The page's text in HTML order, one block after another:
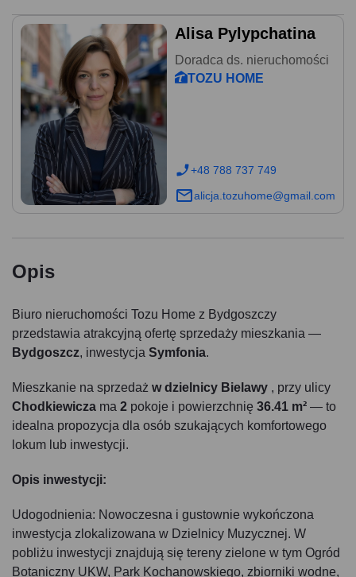
Alisa Pylypchatina
Doradca ds. nieruchomości
TOZU HOME
+48 788 737 749
alicja.tozuhome@gmail.com
Opis
Biuro nieruchomości Tozu Home z Bydgoszczy
przedstawia atrakcyjną ofertę sprzedaży mieszkania —
Bydgoszcz, inwestycja Symfonia.
Mieszkanie na sprzedaż w dzielnicy Bielawy , przy ulicy
Chodkiewicza ma 2 pokoje i powierzchnię 36.41 m² — to
idealna propozycja dla osób szukających komfortowego
lokum lub inwestycji.
Opis inwestycji:
Udogodnienia: Nowoczesna i gustownie wykończona
inwestycja zlokalizowana w Dzielnicy Muzycznej. W
pobliżu inwestycji znajdują się tereny zielone w tym Ogród
Botaniczny UKW, Park Kochanowskiego, zbiorniki wodne,